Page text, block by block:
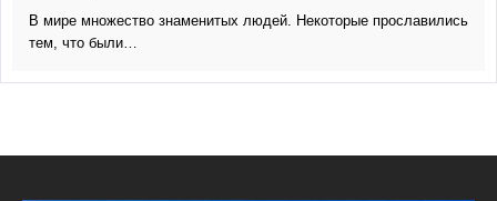
В мире множество знаменитых людей. Некоторые прославились
тем, что были…